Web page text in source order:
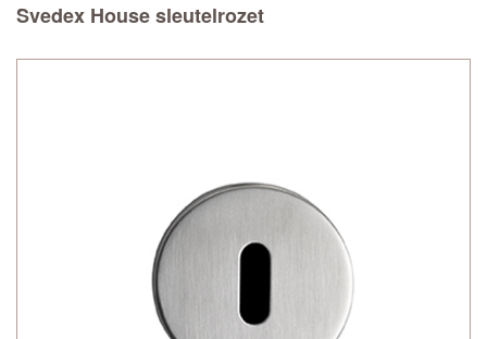
Svedex House sleutelrozet